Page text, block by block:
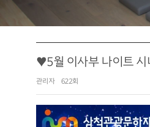
♥5월 이사부 나이트
관리자 622회